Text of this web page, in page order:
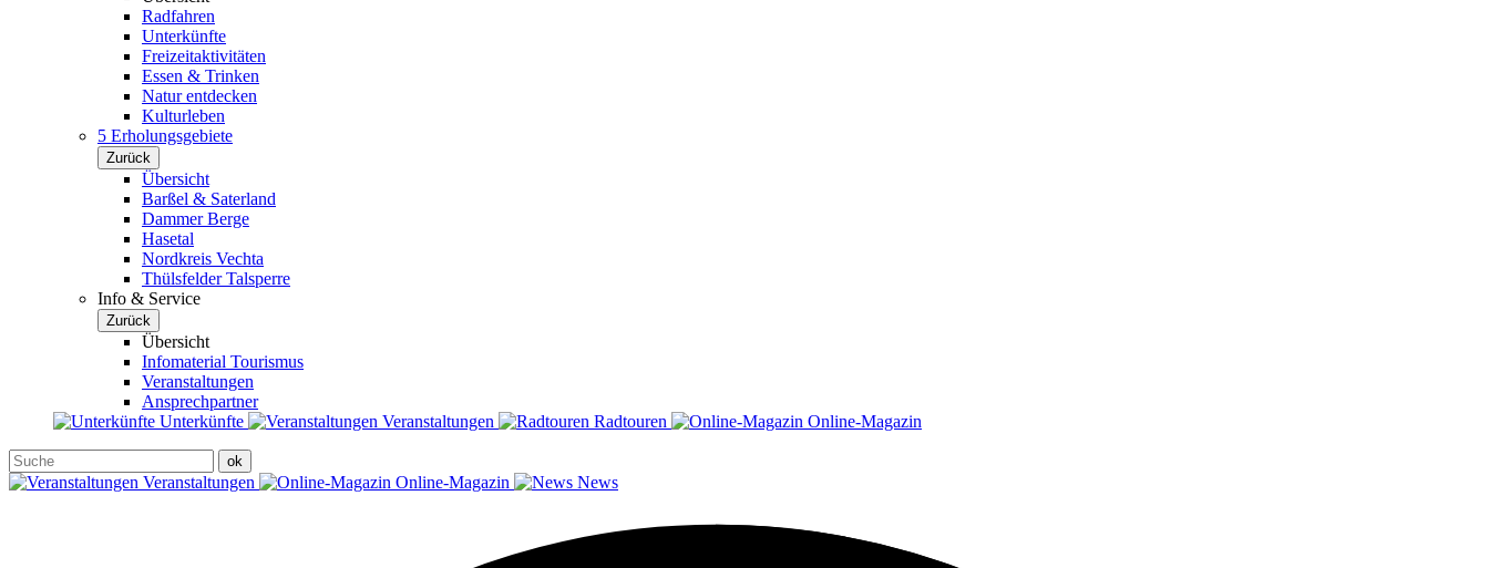
Radfahren
Unterkünfte
Freizeitaktivitäten
Essen & Trinken
Natur entdecken
Kulturleben
5 Erholungsgebiete
Zurück
Übersicht
Barßel & Saterland
Dammer Berge
Hasetal
Nordkreis Vechta
Thülsfelder Talsperre
Info & Service
Zurück
Übersicht
Infomaterial Tourismus
Veranstaltungen
Ansprechpartner
Unterkünfte
Veranstaltungen Radtouren Online-Magazin
Veranstaltungen Online-Magazin News